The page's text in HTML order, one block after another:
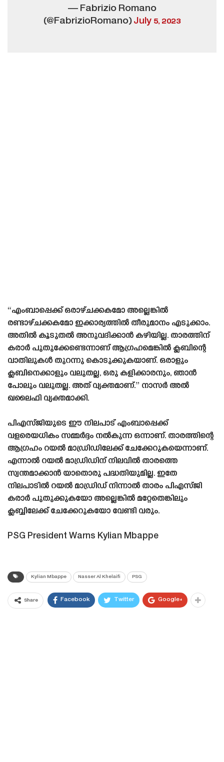
— Fabrizio Romano
(@FabrizioRomano)July 5, 2023
“എംബാപ്പെക്ക് ഒരാഴ്‌ചക്കകമോ അല്ലെങ്കിൽ
രണ്ടാഴ്‌ചക്കകമോ ഇക്കാര്യത്തിൽ തീരുമാനം എടുക്കാം.
അതിൽ കൂടുതൽ അനുവദിക്കാൻ കഴിയില്ല. താരത്തിന്
കരാർ പുതുക്കേണ്ടെന്നാണ് ആഗ്രഹമെങ്കിൽ ക്ലബിന്റെ
വാതിലുകൾ തുറന്നു കൊടുക്കുകയാണ്. ഒരാളും
ക്ലബിനെക്കാളും വലുതല്ല, ഒരു കളിക്കാരനും, ഞാൻ
പോലും വലുതല്ല. അത് വ്യക്തമാണ്.” നാസർ അൽ
ഖലൈഫി വ്യക്തമാക്കി.
പിഎസ്‌ജിയുടെ ഈ നിലപാട് എംബാപ്പെക്ക്
വളരെയധികം സമ്മർദ്ദം നൽകുന്ന ഒന്നാണ്. താരത്തിന്റെ
ആഗ്രഹം റയൽ മാഡ്രിഡിലേക്ക് ചേക്കേറുകയെന്നാണ്.
എന്നാൽ റയൽ മാഡ്രിഡിന് നിലവിൽ താരത്തെ
സ്വന്തമാക്കാൻ യാതൊരു പദ്ധതിയുമില്ല. ഇതേ
നിലപാടിൽ റയൽ മാഡ്രിഡ് നിന്നാൽ താരം പിഎസ്‌ജി
കരാർ പുതുക്കുകയോ അല്ലെങ്കിൽ മറ്റേതെങ്കിലും
ക്ലബ്ബിലേക്ക് ചേക്കേറുകയോ വേണ്ടി വരും.
PSG President Warns Kylian Mbappe
Kylian Mbappe Nasser Al Khelaifi PSG
Share Facebook Twitter Google+